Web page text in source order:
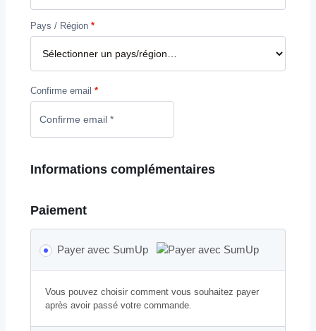
Pays / Région *
Confirme email *
Informations complémentaires
Paiement
Payer avec SumUp
Vous pouvez choisir comment vous souhaitez payer
après avoir passé votre commande.